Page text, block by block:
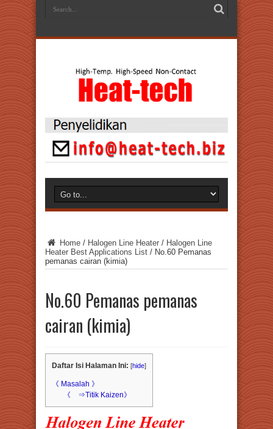
Home / Halogen Line Heater / Halogen Line
Heater Best Applications List / No.60 Pemanas
pemanas cairan (kimia)
No.60 Pemanas pemanas
cairan (kimia)
Daftar Isi Halaman Ini: [hide]
《 Masalah 》
《 ⇒Titik Kaizen》